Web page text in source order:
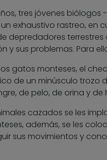
tres jóvenes biólogos
exhaustivo rastreo, en
depredadores
y sus problemas. Para
gatos monteses, el
de un minúsculo trozo
de pelo, de orina y de
cazados se les
además, se les
sus movimientos y